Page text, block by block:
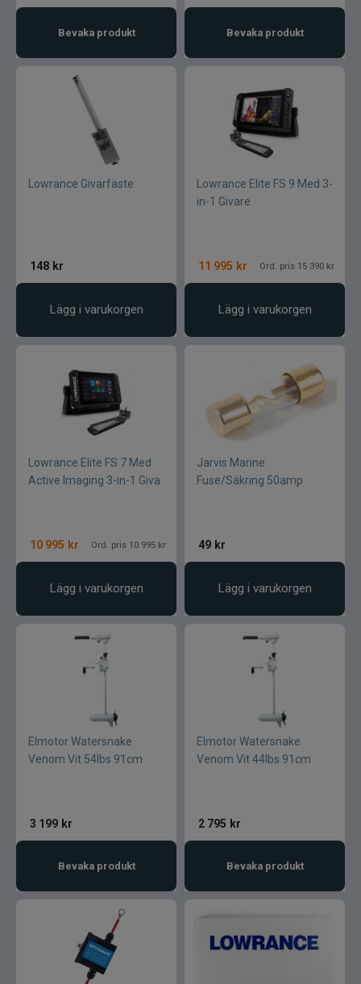
Bevaka produkt Bevaka produkt
Lowrance Givarfäste
148 kr
Lägg i varukorgen
Lowrance Elite FS 9 Med 3-
in-1 Givare
11 995 kr Ord. pris 15 390 kr
Lägg i varukorgen
Lowrance Elite FS 7 Med
Active Imaging 3-in-1 Giva
10 995 kr Ord. pris 10 995 kr
Lägg i varukorgen
Jarvis Marine
Fuse/Säkring 50amp
49 kr
Lägg i varukorgen
Elmotor Watersnake
Venom Vit 54lbs 91cm
3 199 kr
Bevaka produkt
Elmotor Watersnake
Venom Vit 44lbs 91cm
2 795 kr
Bevaka produkt